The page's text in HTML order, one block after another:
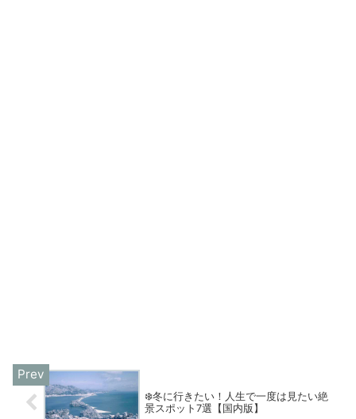
❄️冬に行きたい！人生で一度は見たい絶
景スポット7選【国内版】